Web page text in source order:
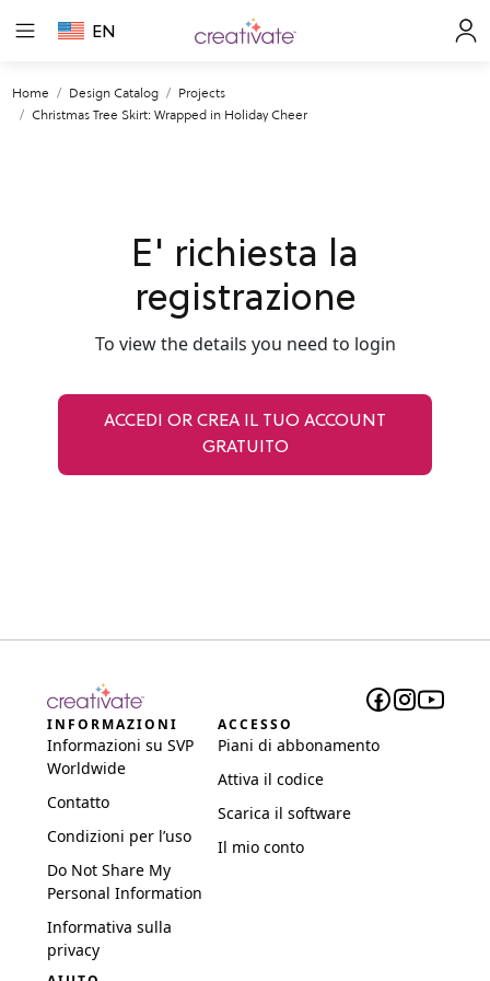
EN
Home Design Catalog
Projects
Christmas Tree Skirt: Wrapped in Holiday Cheer
E' richiesta la
registrazione
To view the details you need to login
ACCEDI OR CREA IL TUO ACCOUNT
GRATUITO
INFORMAZIONI
Informazioni su SVP
Worldwide
Contatto
Condizioni per l’uso
Do Not Share My
Personal Information
Informativa sulla
privacy
ACCESSO
Piani di abbonamento
Attiva il codice
Scarica il software
Il mio conto